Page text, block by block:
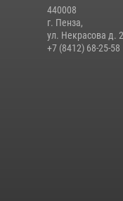
440008
г. Пенза,
ул. Некрасова д.
+7 (8412) 68-25-58